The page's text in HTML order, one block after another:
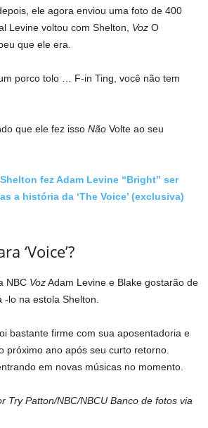
ele agora enviou uma foto de 400
Levine voltou com Shelton, Voz O
que ele era.
porco tolo … F-in Ting, você não tem
que ele fez isso Não Volte ao seu
fez Adam Levine “Bright” ser
a história da ‘The Voice’ (exclusiva)
‘Voice’?
NBC VozAdam Levine e Blake gostarão de
lo na estola Shelton.
bastante firme com sua aposentadoria e
próximo ano após seu curto retorno.
em novas músicas no momento.
Try Patton/NBC/NBCU Banco de fotos via